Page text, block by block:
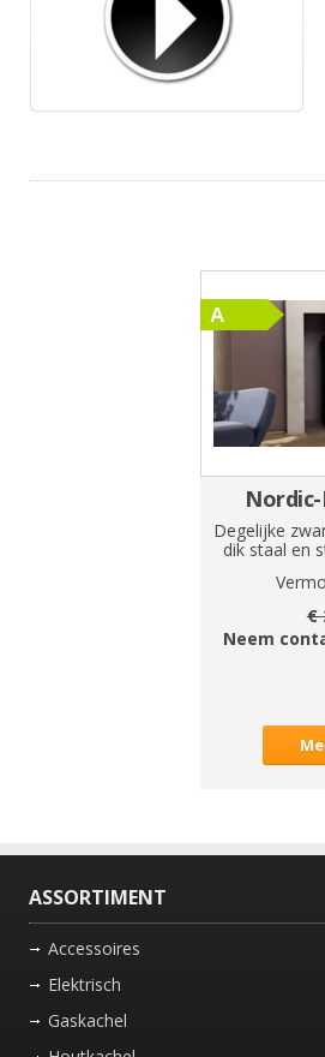
Degelijke
dik staal en
€
Neem
ASSORTIMENT
Accessoires
Elektrisch
Gaskachel